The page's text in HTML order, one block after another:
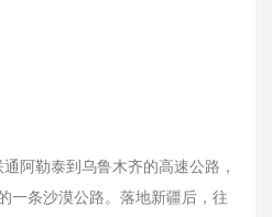
阿勒泰到乌鲁木齐的高速公路，
一条沙漠公路。落地新疆后，往